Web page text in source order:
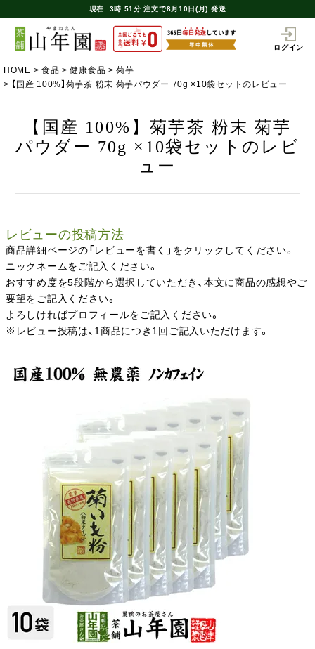
現在 3時 51分 注文で8月10日(月) 発送
ログイン
HOME 食品 健康食品
菊芋
【国産 100%】菊芋茶 粉末 菊芋パウダー 70g ×10袋セットのレビュー
【国産 100%】菊芋茶 粉末 菊芋
パウダー 70g ×10袋セットのレビ
ュー
レビューの投稿方法
商品詳細ページの「レビューを書く」をクリックしてください。
ニックネームをご記入ください。
おすすめ度を5段階から選択していただき、本文に商品の感想やご
要望をご記入ください。
よろしければプロフィールをご記入ください。
※レビュー投稿は、1商品につき1回ご記入いただけます。